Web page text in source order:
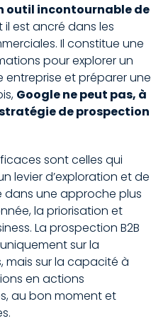
outil incontournable de
il est ancré dans les
Il constitue une
pour explorer un
et préparer une
Google ne peut pas, à
de prospection
sont celles qui
levier d’exploration et de
une approche plus
la priorisation et
La prospection B2B
sur la
mais sur la capacité à
en actions
au bon moment et